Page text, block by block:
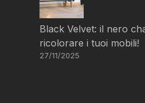
Black Velvet: il nero
ricolorare i tuoi mobili!
27/11/2025